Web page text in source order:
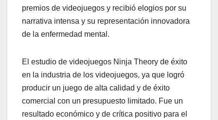
premios de videojuegos y recibió elogios por su
narrativa intensa y su representación innovadora
de la enfermedad mental.
El estudio de videojuegos Ninja Theory de éxito
en la industria de los videojuegos, ya que logró
producir un juego de alta calidad y de éxito
comercial con un presupuesto limitado. Fue un
resultado económico y de crítica positivo para el